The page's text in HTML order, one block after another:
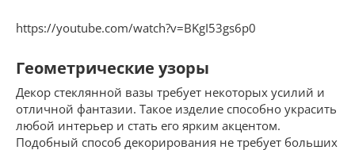
https://youtube.com/watch?v=BKgI53gs6p0
Геометрические узоры
Декор стеклянной вазы требует некоторых усилий и
отличной фантазии. Такое изделие способно украсить
любой интерьер и стать его ярким акцентом.
Подобный способ декорирования не требует больших